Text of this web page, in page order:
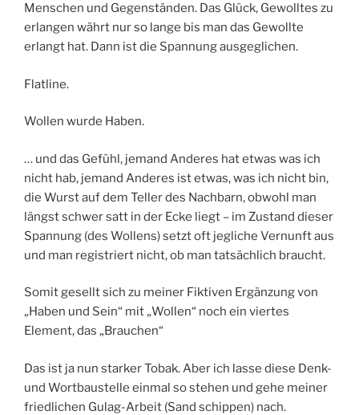
Menschen und Gegenständen. Das Glück, Gewolltes zu
erlangen währt nur so lange bis man das Gewollte
erlangt hat. Dann ist die Spannung ausgeglichen.
Flatline.
Wollen wurde Haben.
… und das Gefühl, jemand Anderes hat etwas was ich
nicht hab, jemand Anderes ist etwas, was ich nicht bin,
die Wurst auf dem Teller des Nachbarn, obwohl man
längst schwer satt in der Ecke liegt – im Zustand dieser
Spannung (des Wollens) setzt oft jegliche Vernunft aus
und man registriert nicht, ob man tatsächlich braucht.
Somit gesellt sich zu meiner Fiktiven Ergänzung von
„Haben und Sein“ mit „Wollen“ noch ein viertes
Element, das „Brauchen“
Das ist ja nun starker Tobak. Aber ich lasse diese Denk-
und Wortbaustelle einmal so stehen und gehe meiner
friedlichen Gulag-Arbeit (Sand schippen) nach.